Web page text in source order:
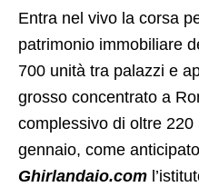
Entra nel vivo la corsa
patrimonio immobiliare
700 unità tra palazzi e
grosso concentrato a
complessivo di oltre
gennaio, come
Ghirlandaio.com